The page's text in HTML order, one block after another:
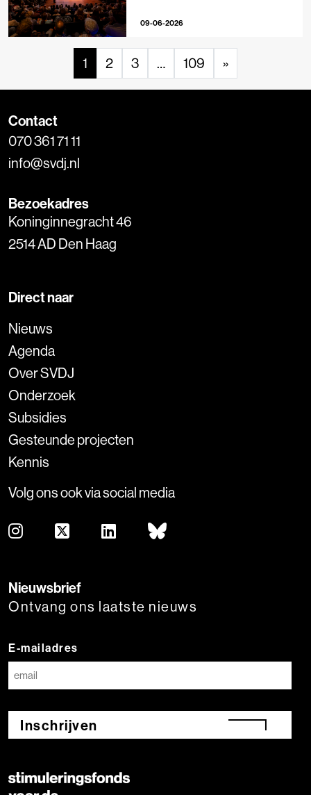
09-06-2026
1 2 3 … 109 »
Contact
070 361 71 11
info@svdj.nl
Bezoekadres
Koninginnegracht 46
2514 AD Den Haag
Direct naar
Nieuws
Agenda
Over SVDJ
Onderzoek
Subsidies
Gesteunde projecten
Kennis
Volg ons ook via social media
Nieuwsbrief
Ontvang ons laatste nieuws
E-mailadres
Inschrijven